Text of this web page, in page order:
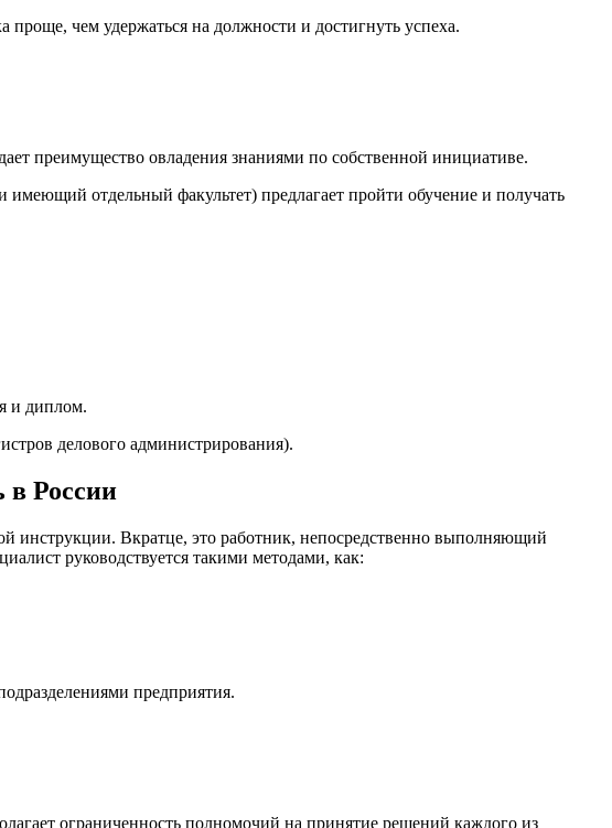
чем удержаться на должности и достигнуть успеха.
преимущество овладения знаниями по собственной инициативе.
отдельный факультет) предлагает пройти обучение и получать
и диплом.
делового администрирования).
в России
инструкции. Вкратце, это работник, непосредственно выполняющий
руководствуется такими методами, как:
предприятия.
ограниченность полномочий на принятие решений каждого из